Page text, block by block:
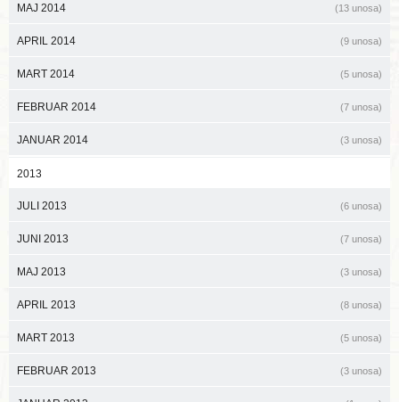
MAJ 2014 (13 unosa)
APRIL 2014 (9 unosa)
MART 2014 (5 unosa)
FEBRUAR 2014 (7 unosa)
JANUAR 2014 (3 unosa)
2013
JULI 2013 (6 unosa)
JUNI 2013 (7 unosa)
MAJ 2013 (3 unosa)
APRIL 2013 (8 unosa)
MART 2013 (5 unosa)
FEBRUAR 2013 (3 unosa)